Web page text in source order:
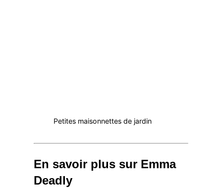
Petites maisonnettes de jardin
En savoir plus sur Emma
Deadly